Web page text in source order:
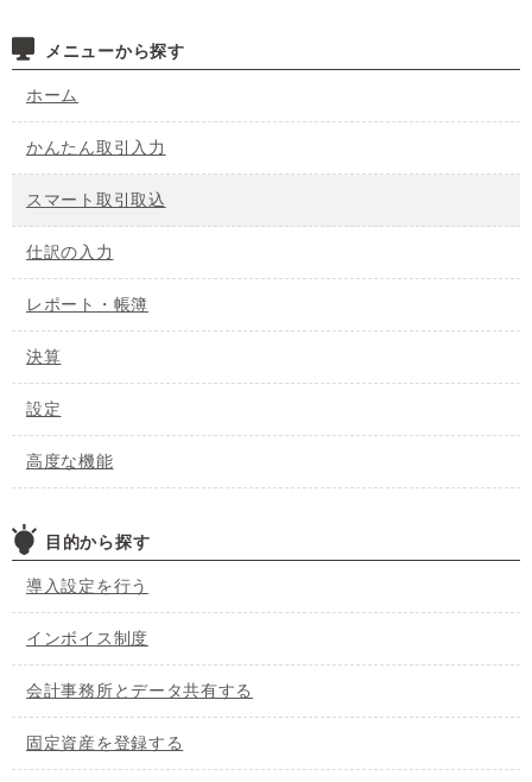
メニューから探す
ホーム
かんたん取引入力
スマート取引取込
仕訳の入力
レポート・帳簿
決算
設定
高度な機能
目的から探す
導入設定を行う
インボイス制度
会計事務所とデータ共有する
固定資産を登録する